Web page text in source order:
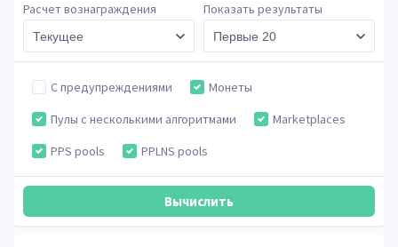
Расчет вознаграждения Показать результаты
С предупреждениями
Монеты
Пулы с несколькими алгоритмами
Marketplaces
PPS pools
PPLNS pools